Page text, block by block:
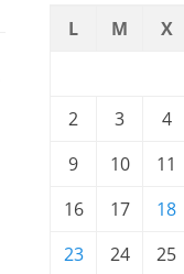
L M X
2
3 4
9
10 11
16
17 18
23
24 25